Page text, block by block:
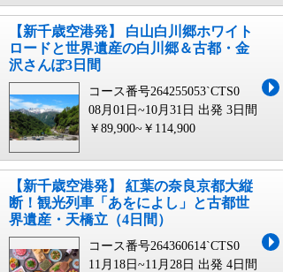
【新千歳空港発】 白山白川郷ホワイト
ロードと世界遺産の白川郷＆古都・金
沢さんぽ3日間
コース番号264255053`CTS0
08月01日~10月31日 出発 3日間
￥89,900~￥114,900
【新千歳空港発】 紅葉の奈良京都大縦
断！観光列車「あをによし」と古都世
界遺産・天橋立（4日間）
コース番号264360614`CTS0
11月18日~11月28日 出発 4日間